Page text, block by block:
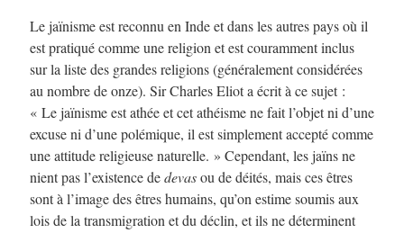
Le jaïnisme est reconnu en Inde et dans les autres pays où il
est pratiqué comme une religion et est couramment inclus
sur la liste des grandes religions (généralement considérées
au nombre de onze). Sir Charles Eliot a écrit à ce sujet :
« Le jaïnisme est athée et cet athéisme ne fait l’objet ni d’une
excuse ni d’une polémique, il est simplement accepté comme
une attitude religieuse naturelle. » Cependant, les jaïns ne
nient pas l’existence dedevasou de déités, mais ces êtres
sont à l’image des êtres humains, qu’on estime soumis aux
lois de la transmigration et du déclin, et ils ne déterminent